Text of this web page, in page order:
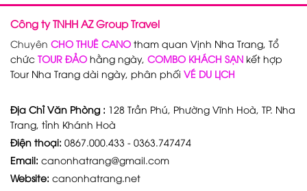
Công ty TNHH AZ Group Travel
Chuyên CHO THUÊ CANO tham quan Vịnh Nha Trang, Tổ
chức TOUR ĐẢO hằng ngày, COMBO KHÁCH SẠN kết hợp
Tour Nha Trang dài ngày, phân phối VÉ DU LỊCH
Địa Chỉ Văn Phòng : 128 Trần Phú, Phường Vĩnh Hoà, TP. Nha
Trang, tỉnh Khánh Hoà
Điện thoại: 0867.000.433 - 0363.747474
Email: canonhatrang@gmail.com
Website: canonhatrang.net